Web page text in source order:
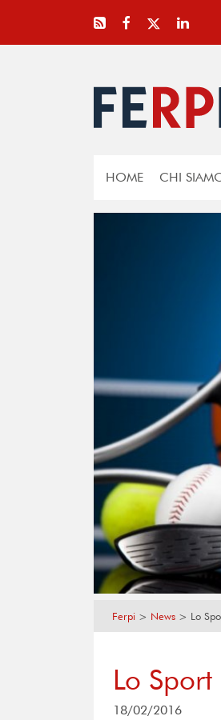
HOME CHI
Ferpi > News > Lo
Lo
18/02/2016